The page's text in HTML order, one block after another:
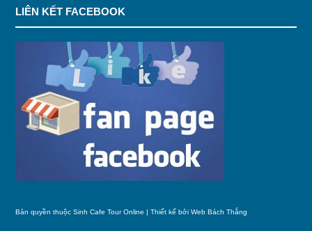
LIÊN KẾT FACEBOOK
Bản quyền thuộc Sinh Cafe Tour Online | Thiết kế bởiWeb Bách Thắng